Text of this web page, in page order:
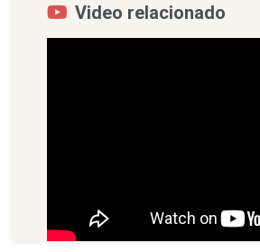
Video relacionado